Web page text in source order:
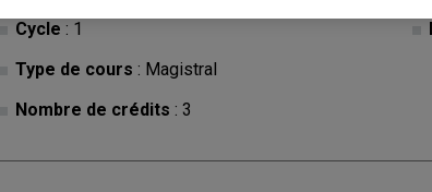
Cycle : 1
Type de cours : Magistral
Nombre de crédits : 3